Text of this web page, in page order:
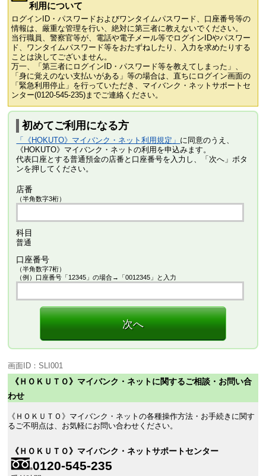
利用について
ログインID・パスワードおよびワンタイムパスワード、口座番号等の
情報は、厳重な管理を行い、絶対に第三者に教えないでください。
当行職員、警察官等が、電話や電子メール等でログインIDやパスワー
ド、ワンタイムパスワード等をおたずねしたり、入力を求めたりする
ことは決してございません。
万一、「第三者にログインID・パスワード等を教えてしまった」、
「身に覚えのない支払いがある」等の場合は、直ちにログイン画面の
「緊急利用停止」を行っていただき、マイバンク・ネットサポートセ
ンター(0120-545-235)までご連絡ください。
初めてご利用になる方
「《HOKUTO》マイバンク・ネット利用規定」 に同意のうえ、
《HOKUTO》マイバンク・ネットの利用を申込みます。
代表口座とする普通預金の店番と口座番号を入力し、「次へ」ボタ
ンを押してください。
店番
（半角数字3桁）
科目
普通
口座番号
（半角数字7桁）
（例）口座番号「12345」の場合→「0012345」と入力
次へ
画面ID：SLI001
《ＨＯＫＵＴＯ》マイバンク・ネットに関するご相談・お問い合
わせ
《ＨＯＫＵＴＯ》マイバンク・ネットの各種操作方法・お手続きに関す
るご不明点は、お気軽にお問い合わせください。
《ＨＯＫＵＴＯ》マイバンク・ネットサポートセンター
0120-545-235